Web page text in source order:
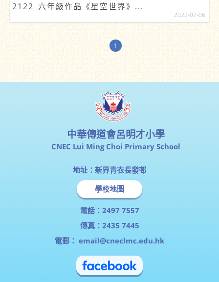
2122_六年級作品《星空世界》...
2022-07-06
1
中華傳道會呂明才小學
CNEC Lui Ming Choi Primary School
地址：新界青衣長發邨
學校地圖
電話：2497 7557
傳真：2435 7445
電郵： email@cneclmc.edu.hk